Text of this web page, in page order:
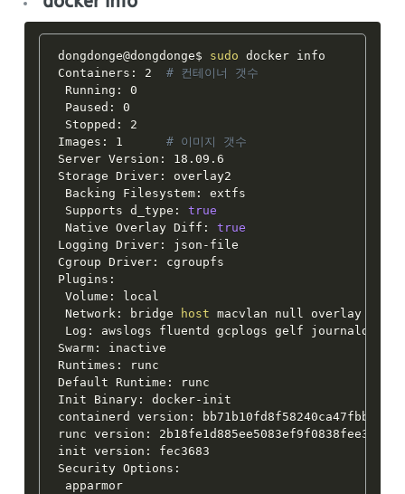
dongdonge@dongdonge$ sudo docker info
Containers: 2 # 컨테이너 갯수
Running: 0
Paused: 0
Stopped: 2
Images: 1 # 이미지 갯수
Server Version: 18.09.6
Storage Driver: overlay2
Backing Filesystem: extfs
Supports d_type: true
Native Overlay Diff: true
Logging Driver: json-file
Cgroup Driver: cgroupfs
Plugins:
Volume: local
Network: bridge
host macvlan null overlay
Log: awslogs fluentd gcplogs gelf journald
Swarm: inactive
Runtimes: runc
Default Runtime: runc
Init Binary: docker-init
containerd version:
runc version:
init version: fec3683
Security Options:
apparmor